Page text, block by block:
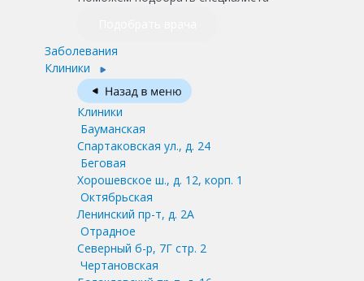
Заболевания
Клиники
Клиники
Бауманская
Спартаковская ул., д. 24
Беговая
Хорошевское ш., д. 12, корп. 1
Октябрьская
Ленинский пр-т, д. 2А
Отрадное
Северный б-р, 7Г стр. 2
Чертановская